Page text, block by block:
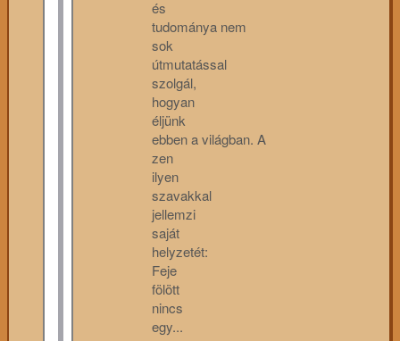
és
tudománya nem
sok
útmutatással
szolgál,
hogyan
éljünk
ebben a világban. A
zen
ilyen
szavakkal
jellemzi
saját
helyzetét:
Feje
fölött
nincs
egy...